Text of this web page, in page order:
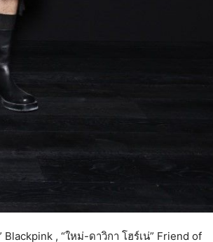
, “ใหม่-ดาวิกา โฮร์เน่” Friend of